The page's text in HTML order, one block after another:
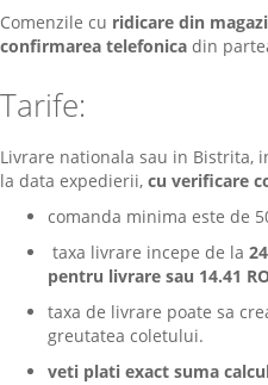
Comenzile cu ridicare din
confirmarea telefonica din
Tarife:
Livrare nationala sau in Bistrita,
la data expedierii, cu verificare
comanda minima este de
taxa livrare incepe de la
pentru livrare sau 14.41
taxa de livrare poate sa
greutatea coletului.
veti plati exact suma